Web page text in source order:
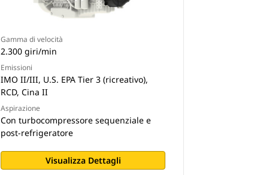
Gamma di velocità
2.300 giri/min
Emissioni
IMO II/III, U.S. EPA Tier 3 (ricreativo),
RCD, Cina II
Aspirazione
Con turbocompressore sequenziale e
post-refrigeratore
Visualizza Dettagli